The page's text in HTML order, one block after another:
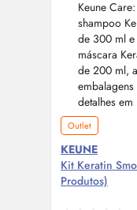
Outlet
KEUNE
Kit Keratin
Produtos)